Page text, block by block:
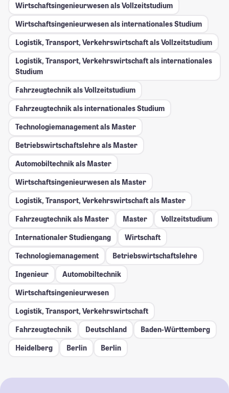
Wirtschaftsingenieurwesen als Vollzeitstudium
Wirtschaftsingenieurwesen als internationales Studium
Logistik, Transport, Verkehrswirtschaft als Vollzeitstudium
Logistik, Transport, Verkehrswirtschaft als internationales
Studium
Fahrzeugtechnik als Vollzeitstudium
Fahrzeugtechnik als internationales Studium
Technologiemanagement als Master
Betriebswirtschaftslehre als Master
Automobiltechnik als Master
Wirtschaftsingenieurwesen als Master
Logistik, Transport, Verkehrswirtschaft als Master
Fahrzeugtechnik als Master
Master
Vollzeitstudium
Internationaler Studiengang
Wirtschaft
Technologiemanagement
Betriebswirtschaftslehre
Ingenieur
Automobiltechnik
Wirtschaftsingenieurwesen
Logistik, Transport, Verkehrswirtschaft
Fahrzeugtechnik
Deutschland
Baden-Württemberg
Heidelberg
Berlin Berlin